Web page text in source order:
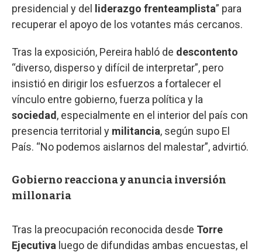
presidencial y del
liderazgo frenteamplista” para
recuperar el apoyo de los votantes más cercanos.
Tras la exposición, Pereira habló de descontento
“diverso, disperso y difícil de interpretar”, pero
insistió en dirigir los esfuerzos a fortalecer el
vínculo entre gobierno, fuerza política y la
sociedad , especialmente en el interior del país con
presencia territorial y militancia, según supo El
País. “No podemos aislarnos del malestar”, advirtió.
Gobierno reacciona y anuncia inversión
millonaria
Tras la preocupación reconocida desde Torre
Ejecutiva luego de difundidas ambas encuestas, el